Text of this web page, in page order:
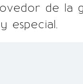
de la
especial.